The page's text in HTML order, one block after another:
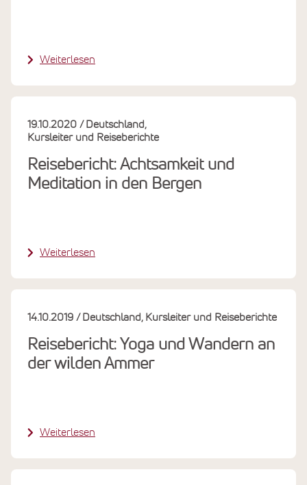
Weiterlesen
Reisebericht: Achtsamkeit und
Meditation in den Bergen
19.10.2020
Deutschland
Kursleiter und Reiseberichte
Weiterlesen
Reisebericht: Yoga und Wandern an
der wilden Ammer
14.10.2019 Deutschland Kursleiter und Reiseberichte
Weiterlesen